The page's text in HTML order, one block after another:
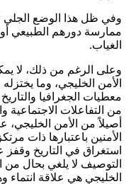
وفي ظل هذا الوضع الجلي
ممارسة دورهم الطبيعي أو
الغياب.
وعلى الرغم من ذلك، لا
الأمن الخليجي، وما
معطيات الجغرافيا
من التفاعلات الاجتماعية
أصيلاً من الأمن الخليجي،
الأمنين باعتبارها ذات
استغراق في التاريخ وقفز
التوصيف لا يلغي بحال من
الخليجي هي علاقة